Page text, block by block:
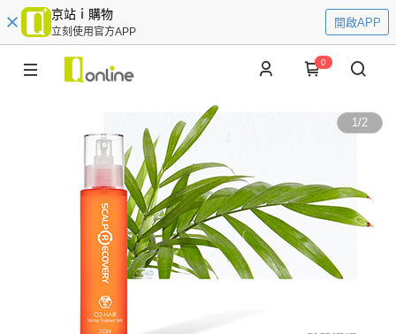
京站ｉ購物
立刻使用官方APP
開啟APP
0
1/2